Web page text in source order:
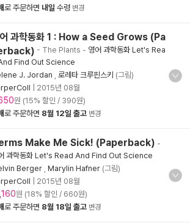
로 주문하면 내일 수령 변경
과학동화 1 : How a Seed Grows (Pa
- The Plants - 영어 과학동화 Let's Rea
Find Out Science
J. Jordan
로레타 크루핀스키 (그림)
2015년 08월
원 (15% 할인 / 390원)
로 주문하면 8월 12일 출고 변경
Make Me Sick! (Paperback) -
과학동화 Let's Read And Find Out Science
Berger Marylin Hafner (그림)
2015년 08월
원 (18% 할인 / 660원)
로 주문하면 8월 18일 출고 변경